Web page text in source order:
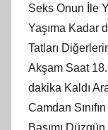
Seks Onun İle
Yaşıma Kadar
Tatları
Akşam Saat
dakika Kaldı
Camdan
Başımı